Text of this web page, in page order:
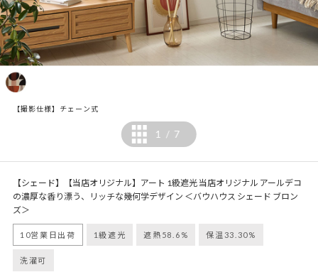
【撮影仕様】チェーン式
1 / 7
【シェード】【当店オリジナル】アート 1級遮光 当店オリジナル アールデコ
の濃厚な香り漂う、リッチな幾何学デザイン ＜バウハウス シェード ブロン
ズ＞
10営業日出荷 1級遮光 遮熱58.6% 保温33.30%
洗濯可